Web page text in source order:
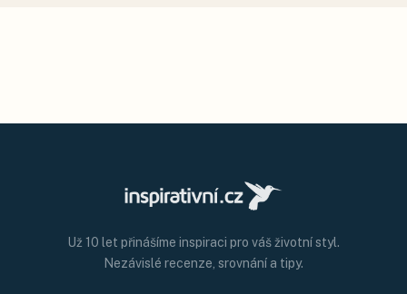
Už 10 let přinášíme inspiraci pro váš životní styl.
Nezávislé recenze, srovnání a tipy.